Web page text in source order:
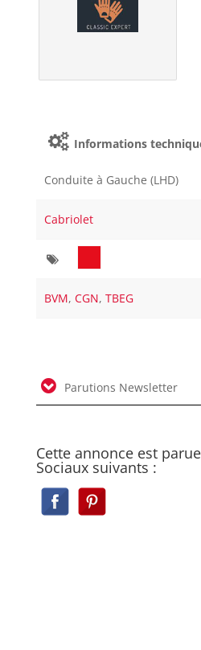
Informations
Conduite à Gauche (LHD)
Cabriolet
BVM,CGN,TBEG
Parutions Newsletter
Cette annonce est
Sociaux suivants :